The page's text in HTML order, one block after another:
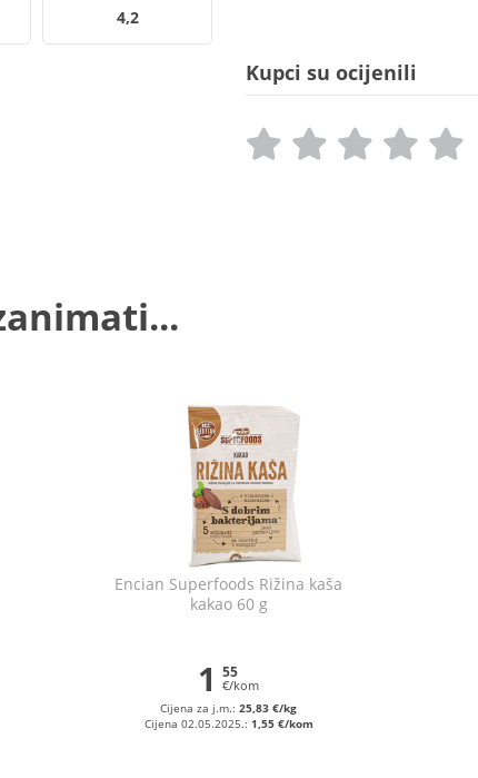
4,2
Kupci su ocijenili
Encian Superfoods Rižina kaša
kakao 60 g
1 55
€/kom
Cijena za j.m.:25,83 €/kg
Cijena 02.05.2025.: 1,55 €/kom